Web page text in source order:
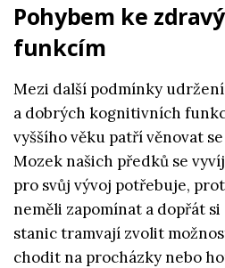
Pohybem ke
funkcím
Mezi další podmínky
a dobrých kognitivních
vyššího věku patří věnovat
Mozek našich předků se
pro svůj vývoj potřebuje,
neměli zapomínat a dopřát
stanic tramvají zvolit
chodit na procházky nebo